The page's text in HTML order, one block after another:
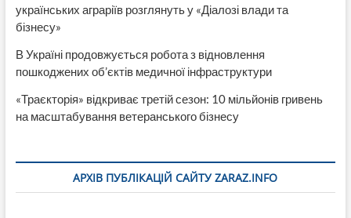
українських аграріїв розглянуть у «Діалозі влади та
бізнесу»
В Україні продовжується робота з відновлення
пошкоджених об’єктів медичної інфраструктури
«Траєкторія» відкриває третій сезон: 10 мільйонів гривень
на масштабування ветеранського бізнесу
АРХІВ ПУБЛІКАЦІЙ САЙТУ ZARAZ.INFO